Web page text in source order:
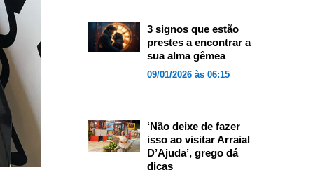
3 signos que estão
prestes a encontrar a
sua alma gêmea
09/01/2026 às 06:15
‘Não deixe de fazer
isso ao visitar Arraial
D’Ajuda’, grego dá
dicas